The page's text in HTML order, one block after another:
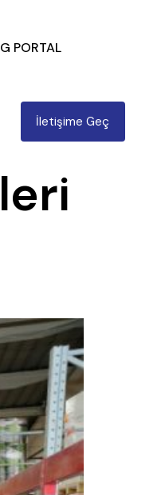
PORTAL
İletişime Geç